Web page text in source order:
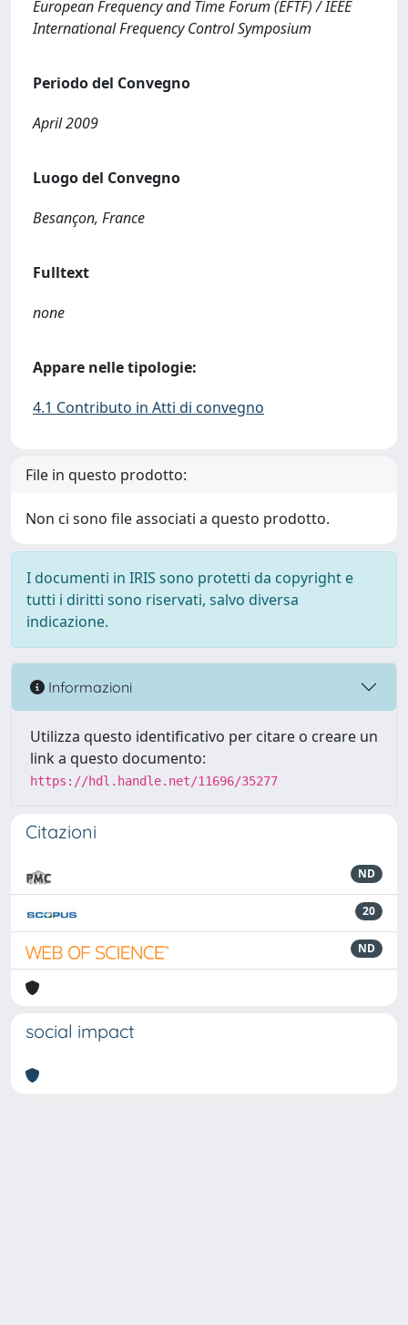
European Frequency and Time Forum (EFTF) / IEEE
International Frequency Control Symposium
Periodo del Convegno
April 2009
Luogo del Convegno
Besançon, France
Fulltext
none
Appare nelle tipologie:
4.1 Contributo in Atti di convegno
File in questo prodotto:
Non ci sono file associati a questo prodotto.
I documenti in IRIS sono protetti da copyright e
tutti i diritti sono riservati, salvo diversa
indicazione.
Informazioni
Utilizza questo identificativo per citare o creare un
link a questo documento:
https://hdl.handle.net/11696/35277
Citazioni
ND
20
ND
social impact